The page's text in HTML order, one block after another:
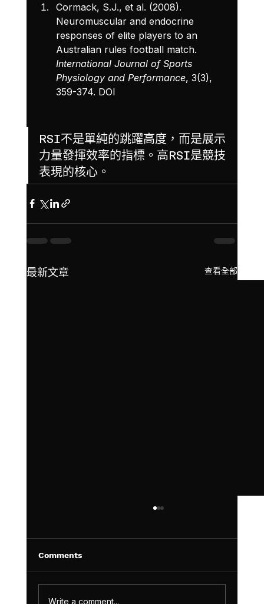
Cormack, S.J., et al. (2008).
Neuromuscular and endocrine
responses of elite players to an
Australian rules football match.
International Journal of Sports
Physiology and Performance, 3(3),
359-374. DOI
RSI不是單純的跳躍高度，而是展示
力量發揮效率的指標。高RSI是競技
表現的核心。
最新文章 查看全部
Comments
Write a comment...